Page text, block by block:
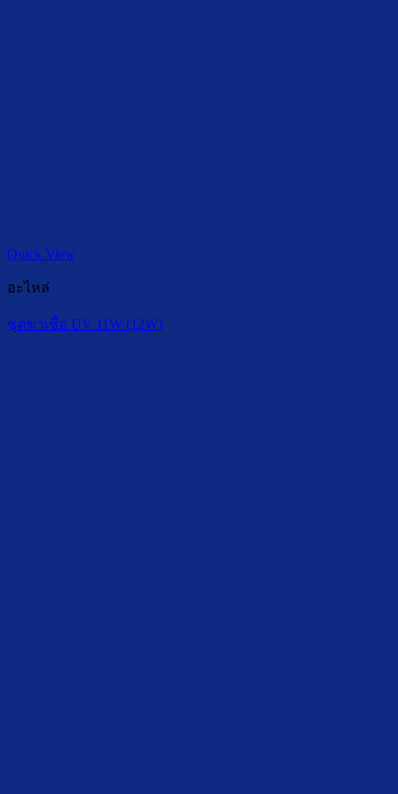
Quick View
อะไหล่
ชุดฆ่าเชื้อ UV 11W (12W)